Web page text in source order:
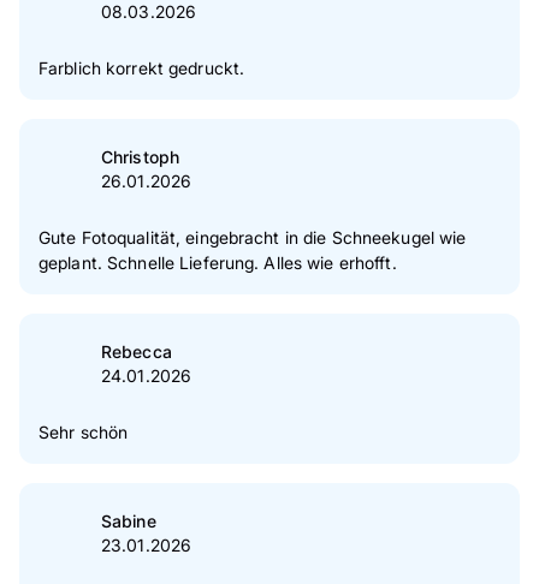
08.03.2026
Farblich korrekt gedruckt.
Christoph
26.01.2026
Gute Fotoqualität, eingebracht in die Schneekugel wie
geplant. Schnelle Lieferung. Alles wie erhofft.
Rebecca
24.01.2026
Sehr schön
Sabine
23.01.2026